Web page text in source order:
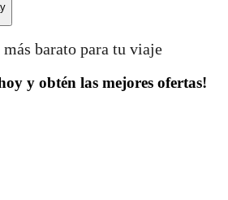
barato para tu viaje
y obtén las mejores ofertas!